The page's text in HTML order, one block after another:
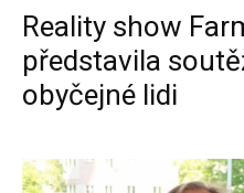
Reality show
představila
obyčejné lidi